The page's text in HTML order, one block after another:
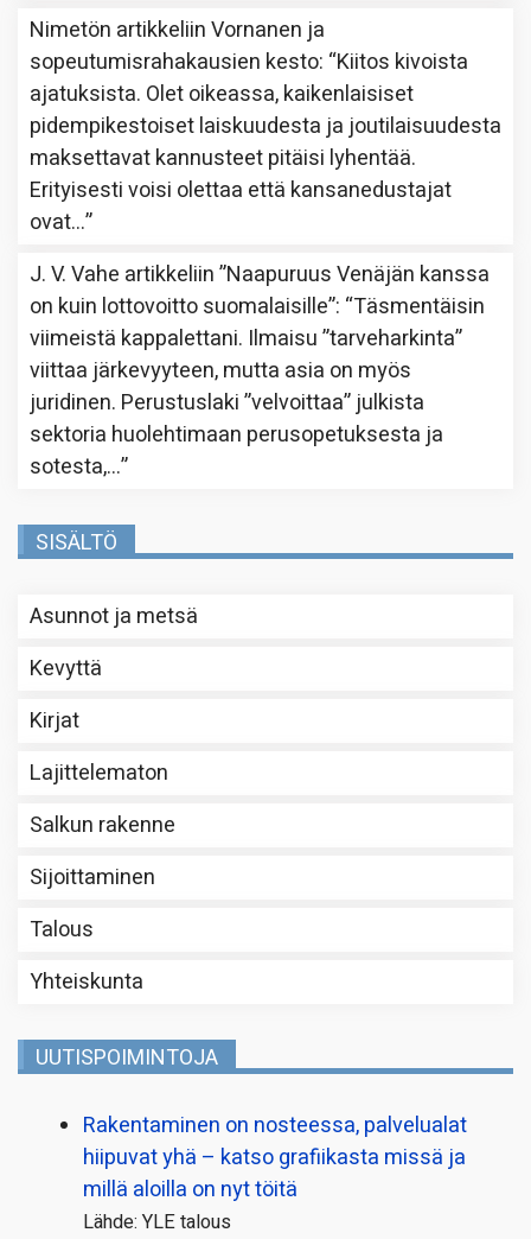
Nimetön artikkeliinVornanen ja
sopeutumisrahakausien kesto: “Kiitos kivoista
ajatuksista. Olet oikeassa, kaikenlaisiset
pidempikestoiset laiskuudesta ja joutilaisuudesta
maksettavat kannusteet pitäisi lyhentää.
Erityisesti voisi olettaa että kansanedustajat
ovat…”
J. V. Vahe artikkeliin”Naapuruus Venäjän kanssa
on kuin lottovoitto suomalaisille”: “Täsmentäisin
viimeistä kappalettani. Ilmaisu ”tarveharkinta”
viittaa järkevyyteen, mutta asia on myös
juridinen. Perustuslaki ”velvoittaa” julkista
sektoria huolehtimaan perusopetuksesta ja
sotesta,…”
SISÄLTÖ
Asunnot ja metsä
Kevyttä
Kirjat
Lajittelematon
Salkun rakenne
Sijoittaminen
Talous
Yhteiskunta
UUTISPOIMINTOJA
Rakentaminen on nosteessa, palvelualat
hiipuvat yhä – katso grafiikasta missä ja
millä aloilla on nyt töitä
Lähde: YLE talous